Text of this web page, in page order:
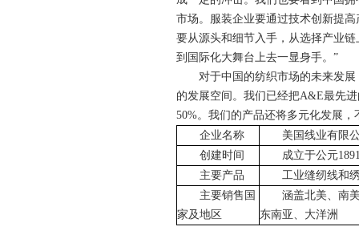
市场。服装企业要通过技术创新提
要从源头和细节入手，从选择产业
到国际化大舞台上去一显身手。”
对于中国的纺织市场的未来发
的发展空间。我们已经把A&E最先
50%。我们的产品还将多元化发展
企业名称
美国线业有限
创建时间
成立于公元
主要产品
工业缝纫线和
主要销售国
家及地区
涵盖北美、南
东南亚、大洋洲